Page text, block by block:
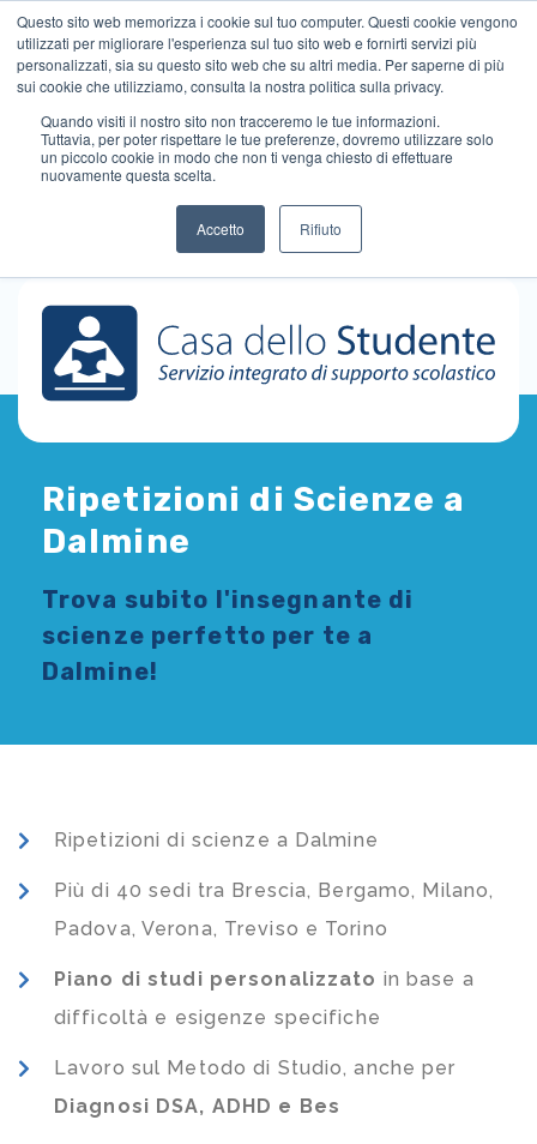
Questo sito web memorizza i cookie sul tuo computer. Questi cookie vengono
utilizzati per migliorare l'esperienza sul tuo sito web e fornirti servizi più
personalizzati, sia su questo sito web che su altri media. Per saperne di più
sui cookie che utilizziamo, consulta la nostra politica sulla privacy.
Quando visiti il ​​nostro sito non tracceremo le tue informazioni.
Tuttavia, per poter rispettare le tue preferenze, dovremo utilizzare solo
un piccolo cookie in modo che non ti venga chiesto di effettuare
nuovamente questa scelta.
Accetto Rifiuto
Ripetizioni di Scienze a
Dalmine
Trova subito l'insegnante di
scienze perfetto per te a
Dalmine!
Ripetizioni di scienze a Dalmine
Più di 40 sedi tra Brescia, Bergamo, Milano,
Padova, Verona, Treviso e Torino
Piano di studi personalizzato in base a
difficoltà e esigenze specifiche
Lavoro sul Metodo di Studio, anche per
Diagnosi DSA, ADHD e Bes